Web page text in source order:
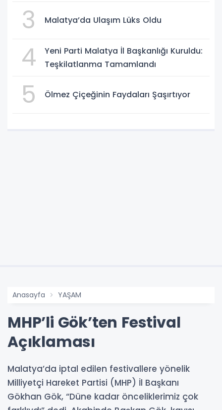
3 Malatya’da Ulaşım Lüks Oldu
4
Yeni Parti Malatya İl Başkanlığı Kuruldu:
Teşkilatlanma Tamamlandı
5 Ölmez Çiçeğinin Faydaları Şaşırtıyor
Anasayfa YAŞAM
MHP’li Gök’ten Festival
Açıklaması
Malatya’da iptal edilen festivallere yönelik
Milliyetçi Hareket Partisi (MHP) İl Başkanı
Gökhan Gök, “Düne kadar önceliklerimiz çok